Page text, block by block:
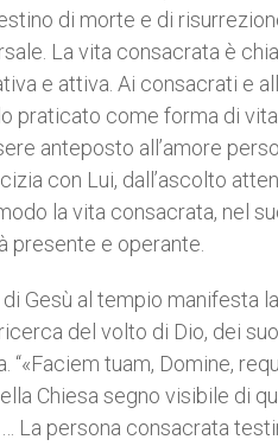
di morte e di
La vita consacrata è
e attiva. Ai consacrati e
praticato come forma di
anteposto all’amore
con Lui, dall’ascolto
la vita consacrata, nel
presente e operante.
Gesù al tempio manifesta
del volto di Dio, dei
tuam, Domine,
Chiesa segno visibile di
La persona consacrata